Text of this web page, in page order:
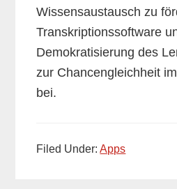
Wissensaustausch zu
Transkriptionssoftware
Demokratisierung des
zur Chancengleichheit
bei.
Filed Under:Apps